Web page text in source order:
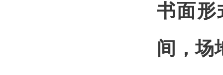
书面形
间，场